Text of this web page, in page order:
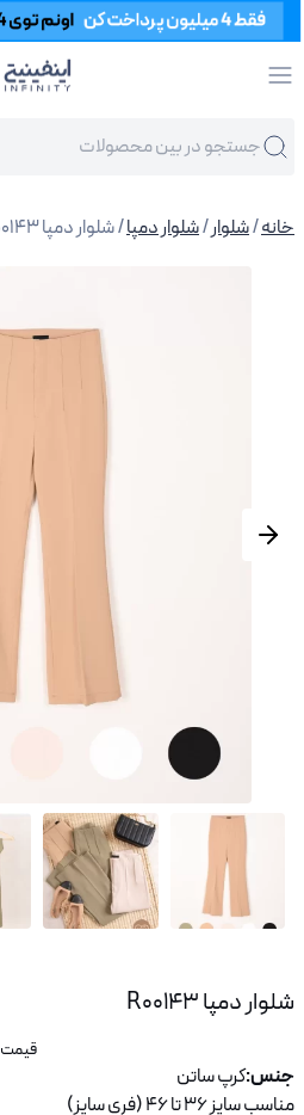
خانه/شلوار/شلوار دمپا/ شلوار دمپا R00143
شلوار دمپا R00143
قیمت
جنس:کرپ ساتن
مناسب سایز 36 تا 46 (فری سایز)